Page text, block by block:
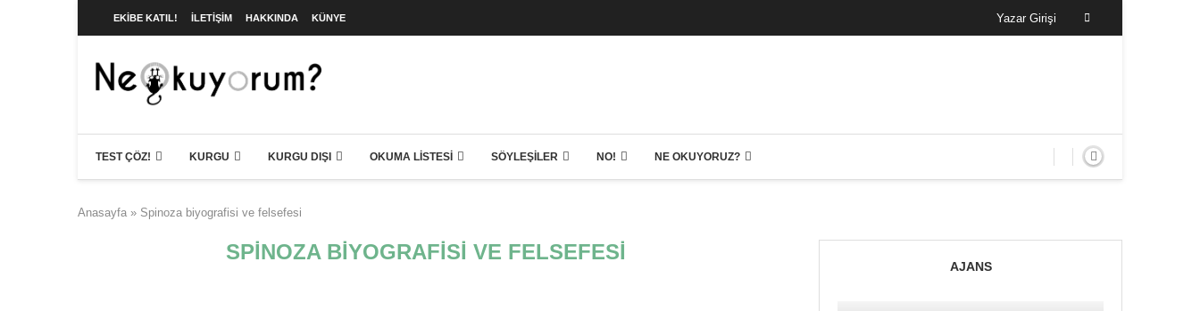
EKIBE KATIL! İLETIŞIM HAKKINDA KÜNYE Yazar Girişi
TEST ÇÖZ! KURGU KURGU DIŞI OKUMA LISTESI SÖYLEŞILER NO! NE OKUYORUZ?
Anasayfa » Spinoza biyografisi ve felsefesi
SPINOZA BIYOGRAFISI VE FELSEFESI
AJANS